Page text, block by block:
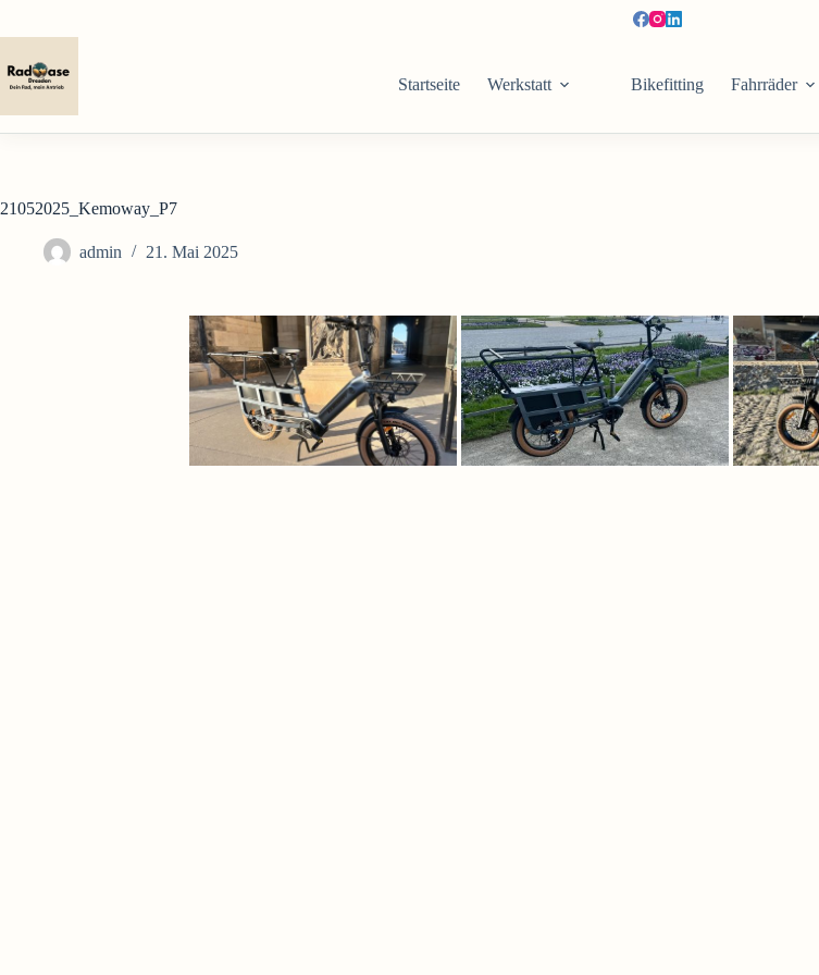
Startseite
Werkstatt Bikefitting Fahrräder
21052025_Kemoway_P7
admin 21. Mai 2025